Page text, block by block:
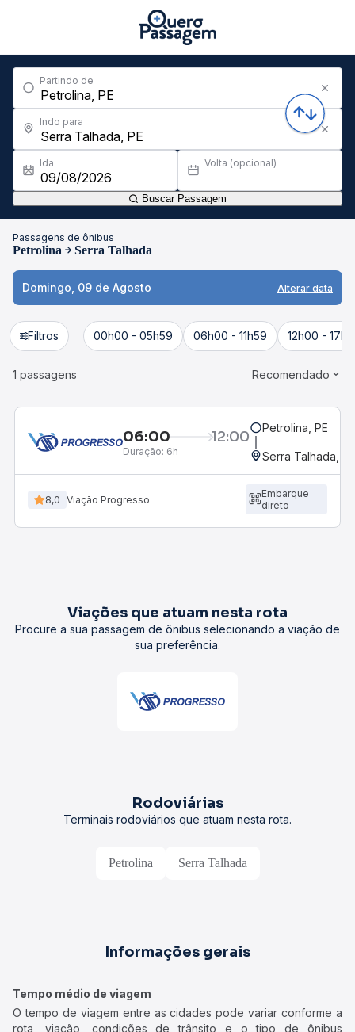
Partindo de
Indo para
Ida Volta (opcional)
Buscar Passagem
Passagens de ônibus
Petrolina Serra Talhada
Domingo, 09 de Agosto Alterar data
Filtros 00h00 - 05h59 06h00 - 11h59 12h00 -
1 passagens Recomendado
06:00 12:00
Duração: 6h
Petrolina, PE
Serra Talhada, PE
8,0 Viação Progresso
Embarque
direto
Viações que atuam nesta rota
Procure a sua passagem de ônibus selecionando a viação de
sua preferência.
Rodoviárias
Terminais rodoviários que atuam nesta rota.
Petrolina Serra Talhada
Informações gerais
Tempo médio de viagem
O tempo de viagem entre as cidades pode variar conforme a
rota, viação, condições de trânsito e o tipo de ônibus